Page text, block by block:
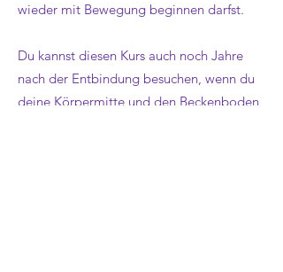
wieder mit Bewegung beginnen darfst.
Du kannst diesen Kurs auch noch Jahre
nach der Entbindung besuchen, wenn du
deine Körpermitte und den Beckenboden